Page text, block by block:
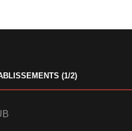
(1/2)